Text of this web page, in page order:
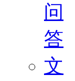
问
答
文